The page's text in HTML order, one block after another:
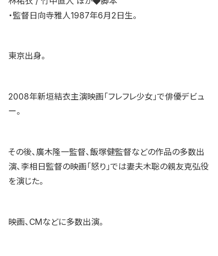
・監督日向寺雅人1987年6月2日生。
東京出身。
2008年新垣結衣主演映画「フレフレ少女」で俳優デビュ
ー。
その後、廣木隆一監督、飯塚健監督などの作品の多数出
演、李相日監督の映画「怒り」では妻夫木聡の親友克弘役
を演じた。
映画、CMなどに多数出演。